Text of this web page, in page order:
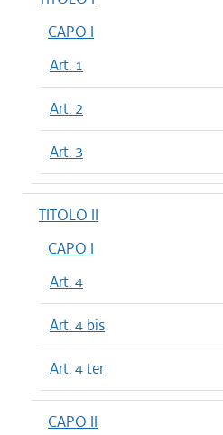
CAPO I
Art. 1
Art. 2
Art. 3
TITOLO II
CAPO I
Art. 4
Art. 4 bis
Art. 4 ter
CAPO II